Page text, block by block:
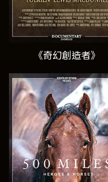
《奇幻創造者》